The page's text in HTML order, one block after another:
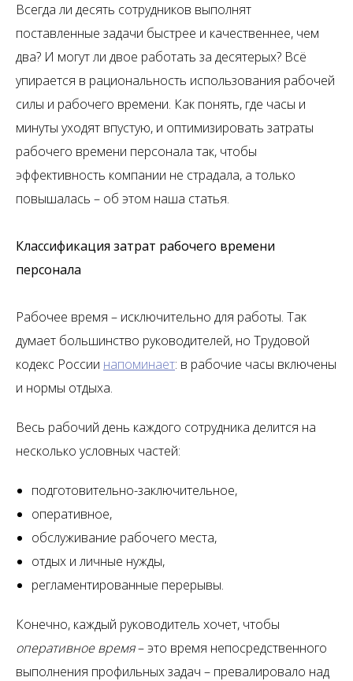
Всегда ли десять сотрудников выполнят
поставленные задачи быстрее и качественнее, чем
два? И могут ли двое работать за десятерых? Всё
упирается в рациональность использования рабочей
силы и рабочего времени. Как понять, где часы и
минуты уходят впустую, и оптимизировать затраты
рабочего времени персонала так, чтобы
эффективность компании не страдала, а только
повышалась – об этом наша статья.
Классификация затрат рабочего времени
персонала
Рабочее время – исключительно для работы. Так
думает большинство руководителей, но Трудовой
кодекс России напоминает: в рабочие часы включены
и нормы отдыха.
Весь рабочий день каждого сотрудника делится на
несколько условных частей:
подготовительно-заключительное,
оперативное,
обслуживание рабочего места,
отдых и личные нужды,
регламентированные перерывы.
Конечно, каждый руководитель хочет, чтобы
оперативное время– это время непосредственного
выполнения профильных задач – превалировало над